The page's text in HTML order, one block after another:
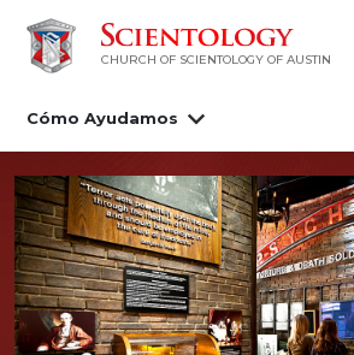
CHURCH OF SCIENTOLOGY OF AUSTIN
Cómo Ayudamos